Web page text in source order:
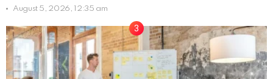
August 5, 2026, 12:35 am